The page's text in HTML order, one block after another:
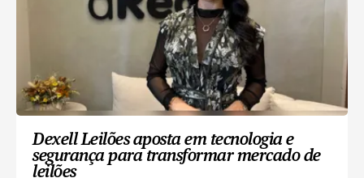
Dexell Leilões aposta em tecnologia e
segurança para transformar mercado de
leilões